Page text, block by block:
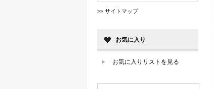
>> サイトマップ
お気に入り
お気に入りリストを見る